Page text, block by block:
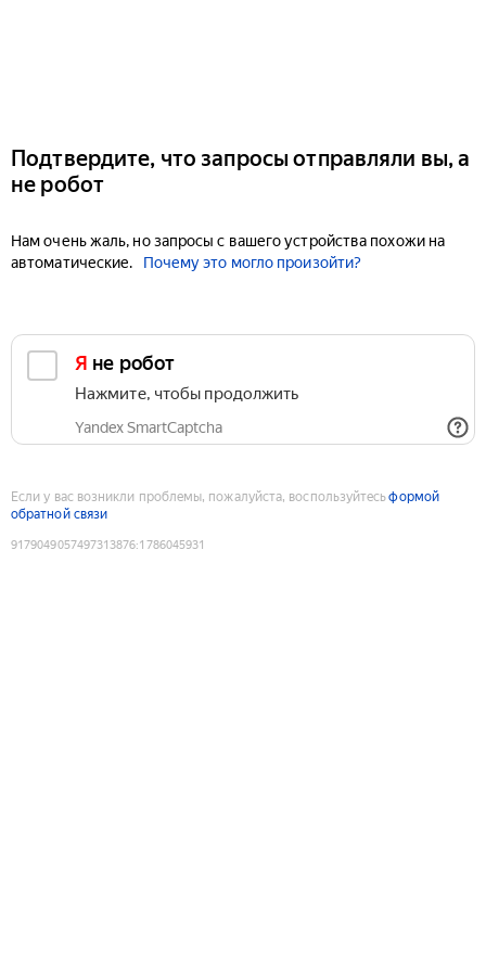
Подтвердите, что запросы отправляли вы, а
не робот
Нам очень жаль, но запросы с вашего устройства похожи на
автоматические.
Почему это могло произойти?
Я не робот
Нажмите, чтобы продолжить
Yandex SmartCaptcha
Если у вас возникли проблемы, пожалуйста, воспользуйтесьформой
обратной связи
9179049057497313876:1786045931